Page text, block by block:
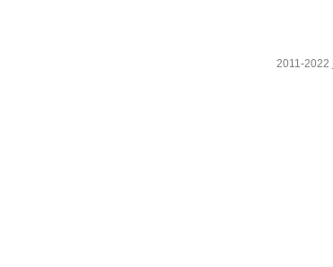
2011-2022